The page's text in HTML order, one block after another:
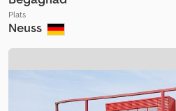
Plats
Neuss